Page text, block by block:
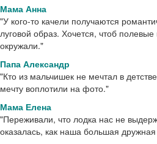
Мама Анна
"У кого-то качели получаются
луговой образ. Хочется, чтоб полевые
окружали."
Папа Александр
"Кто из мальчишек не мечтал в
мечту воплотили на фото."
Мама Елена
"Переживали, что лодка нас не
оказалась, как наша большая